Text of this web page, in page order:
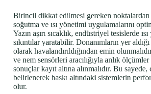
Birincil dikkat edilmesi gereken
soğutma ve ısı yönetimi uygulamalarını
Yazın aşırı sıcaklık, endüstriyel tesislerde
sıkıntılar yaratabilir. Donanımların yer
olarak havalandırıldığından emin
ve nem sensörleri aracılığıyla anlık ölçümler
sonuçlar kayıt altına alınmalıdır. Bu sayede,
belirlenerek baskı altındaki sistemlerin
olur.